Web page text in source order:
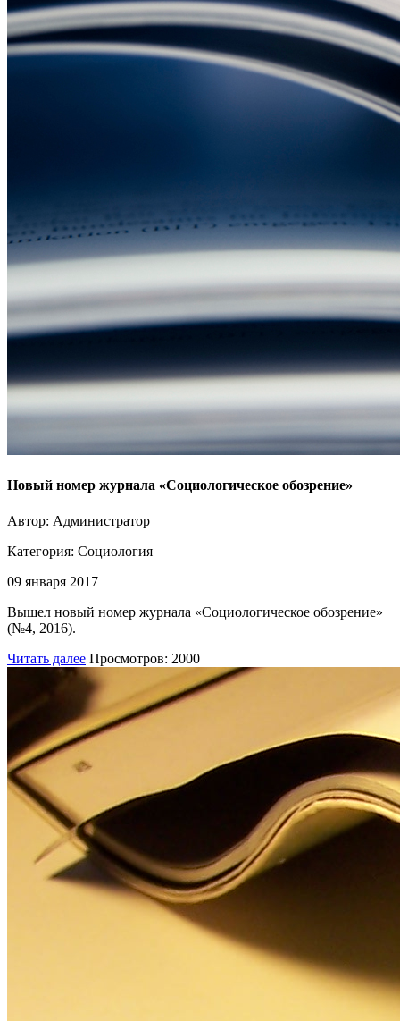
Новый номер журнала «Социологическое обозрение»
Автор: Администратор
Категория: Социология
09 января 2017
Вышел новый номер журнала «Социологическое обозрение»
(№4, 2016).
Читать далее Просмотров: 2000